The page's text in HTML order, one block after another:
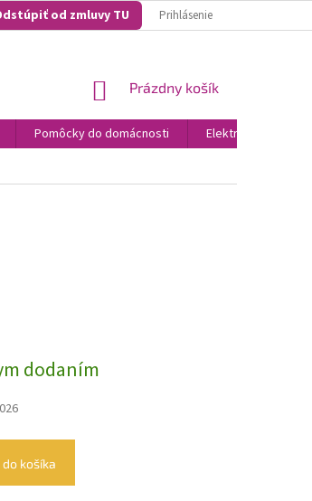
...NAŠE KONKURENČNÉ VÝHODY
od zmluvy TU Prihlásenie
NÁKUPNÝ
Prázdny košík
Pomôcky do domácnosti Elektronika
dodaním
košíka